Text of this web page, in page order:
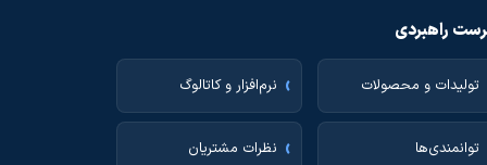
راهبردی
تولیدات و محصولات نرم‌افزار و کاتالوگ
توانمندی‌ها نظرات مشتریان